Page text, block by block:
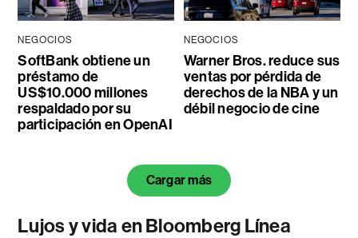
NEGOCIOS
SoftBank obtiene un
préstamo de
US$10.000 millones
respaldado por su
participación en OpenAI
NEGOCIOS
Warner Bros. reduce sus
ventas por pérdida de
derechos de la NBA y un
débil negocio de cine
Cargar más
Lujos y vida en Bloomberg Línea